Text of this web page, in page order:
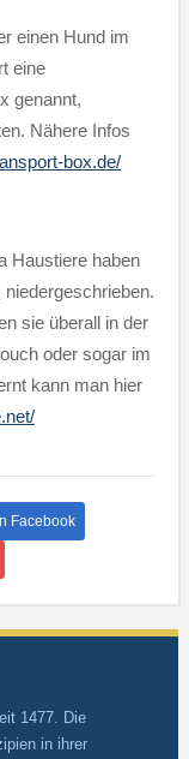
einen Hund im
eine
genannt,
Nähere Infos
box.de/
Haustiere haben
sie überall in der
oder sogar im
kann man hier
Facebook
1477. Die
in ihrer